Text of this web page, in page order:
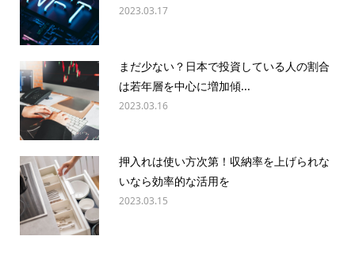
2023.03.17
まだ少ない？日本で投資している人の割合
は若年層を中心に増加傾...
2023.03.16
押入れは使い方次第！収納率を上げられな
いなら効率的な活用を
2023.03.15